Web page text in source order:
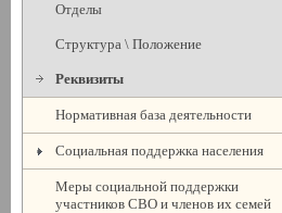
Отделы
Структура \ Положение
Реквизиты
Нормативная база деятельности
Социальная поддержка населения
Меры социальной поддержки
участников СВО и членов их семей